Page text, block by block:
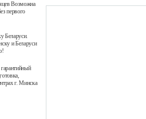
Возможна
первого
Беларуси.
и Беларуси
г. Минска